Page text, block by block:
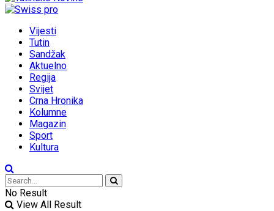
Vijesti
Tutin
Sandžak
Aktuelno
Regija
Svijet
Crna Hronika
Kolumne
Magazin
Sport
Kultura
No Result
View All Result